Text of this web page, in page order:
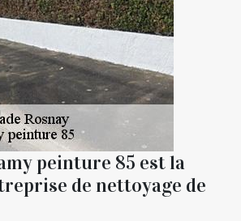
peinture 85 est la
de nettoyage de